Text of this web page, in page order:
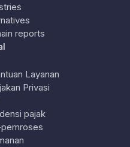
reports
Layanan
Privasi
pajak